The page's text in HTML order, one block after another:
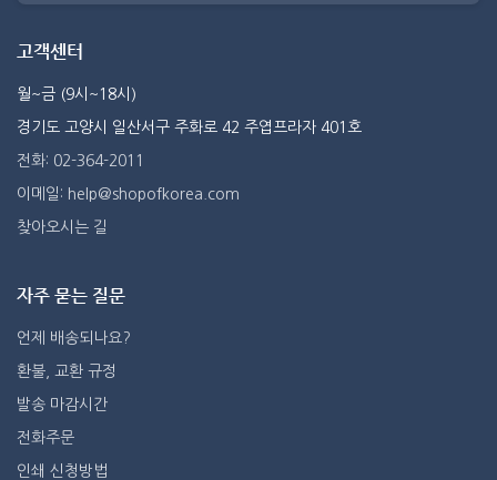
고객센터
월~금 (9시~18시)
경기도 고양시 일산서구 주화로 42 주엽프라자 401호
전화: 02-364-2011
이메일: help@shopofkorea.com
찾아오시는 길
자주 묻는 질문
언제 배송되나요?
환불, 교환 규정
발송 마감시간
전화주문
인쇄 신청방법